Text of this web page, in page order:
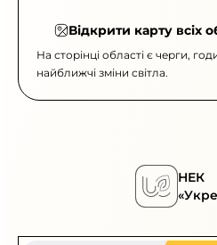
Відкрити карту всіх
На сторінці області є черги,
найближчі зміни світла.
НЕК